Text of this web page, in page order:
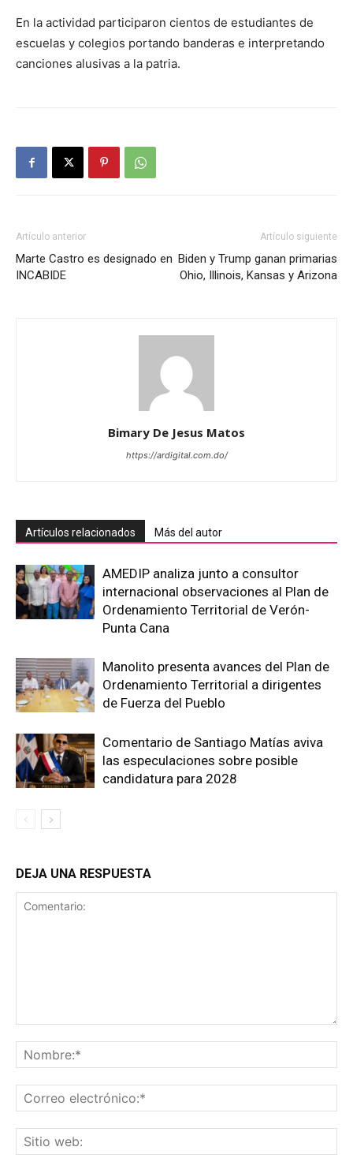
En la actividad participaron cientos de estudiantes de
escuelas y colegios portando banderas e interpretando
canciones alusivas a la patria.
Artículo anterior
Marte Castro es designado en
INCABIDE
Artículo siguiente
Biden y Trump ganan primarias
Ohio, Illinois, Kansas y Arizona
Bimary De Jesus Matos
https://ardigital.com.do/
Artículos relacionados Más del autor
AMEDIP analiza junto a consultor
internacional observaciones al Plan de
Ordenamiento Territorial de Verón-
Punta Cana
Manolito presenta avances del Plan de
Ordenamiento Territorial a dirigentes
de Fuerza del Pueblo
Comentario de Santiago Matías aviva
las especulaciones sobre posible
candidatura para 2028
DEJA UNA RESPUESTA